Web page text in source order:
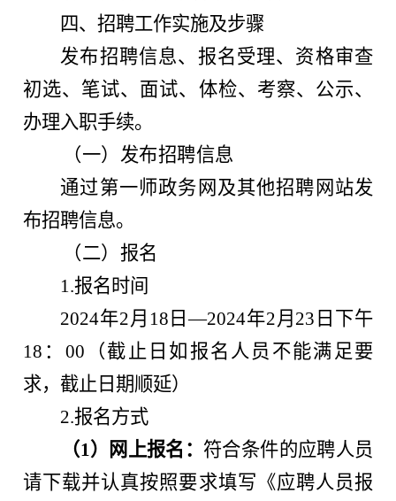
四、招聘工作实施及步骤
发布招聘信息、报名受理、资格审查
初选、笔试、面试、体检、考察、公示、
办理入职手续。
（一）发布招聘信息
通过第一师政务网及其他招聘网站发
布招聘信息。
（二）报名
1.报名时间
2024年2月18日—2024年2月23日下午
18：00（截止日如报名人员不能满足要
求，截止日期顺延）
2.报名方式
（1）网上报名： 符合条件的应聘人员
请下载并认真按照要求填写《应聘人员报